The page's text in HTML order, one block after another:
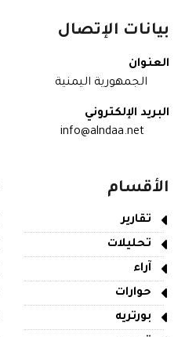
بيانات الإتصال
العنوان
الجمهورية اليمنية
البريد الإلكتروني
info@alndaa.net
الأقسام
تقارير
تحليلات
آراء
حوارات
بورتريه